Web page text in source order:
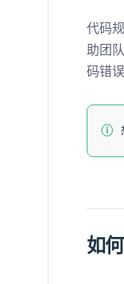
代码
助团
码错
如